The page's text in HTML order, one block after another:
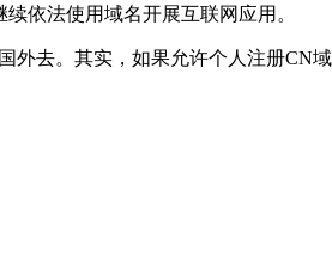
依法使用域名开展互联网应用。
去。其实，如果允许个人注册CN域